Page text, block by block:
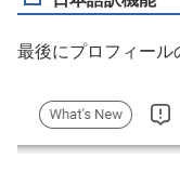
最後にプロフィール